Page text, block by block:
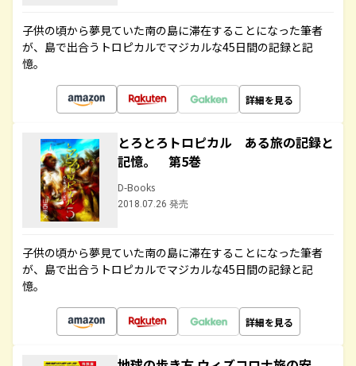
子供の頃から夢見ていた南の島に滞在することになった筆者
が、島で出合うトロピカルでマジカルな45日間の記録と記
憶。
詳細を見る
とろとろトロピカル ある旅の記録と
記憶。 第5巻
D-Books
2018.07.26 発売
子供の頃から夢見ていた南の島に滞在することになった筆者
が、島で出合うトロピカルでマジカルな45日間の記録と記
憶。
詳細を見る